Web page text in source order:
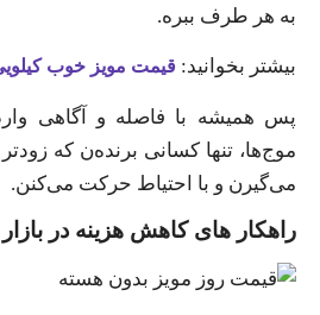
به هر طرف ببره.
بیشتر بخوانید: قیمت مویز خوب
پس همیشه با فاصله و آگاهی
موج‌ها، تنها کسانی برنده‌ن که
می‌گیرن و با احتیاط حرکت می‌کنن.
راهکار های کاهش هزینه در بازار